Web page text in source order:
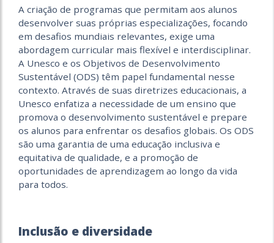
A criação de programas que permitam aos alunos
desenvolver suas próprias especializações, focando
em desafios mundiais relevantes, exige uma
abordagem curricular mais flexível e interdisciplinar.
A Unesco e os Objetivos de Desenvolvimento
Sustentável (ODS) têm papel fundamental nesse
contexto. Através de suas diretrizes educacionais, a
Unesco enfatiza a necessidade de um ensino que
promova o desenvolvimento sustentável e prepare
os alunos para enfrentar os desafios globais. Os ODS
são uma garantia de uma educação inclusiva e
equitativa de qualidade, e a promoção de
oportunidades de aprendizagem ao longo da vida
para todos.
Inclusão e diversidade